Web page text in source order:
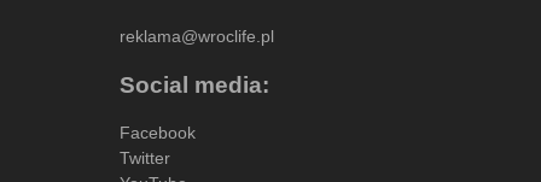
reklama@wroclife.pl
Social media:
Facebook
Twitter